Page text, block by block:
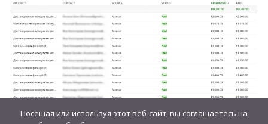
Посещая или используя этот веб-сайт, вы соглашаетесь на